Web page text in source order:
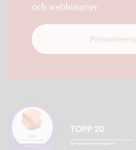
och webbinarier.
Prenumerera